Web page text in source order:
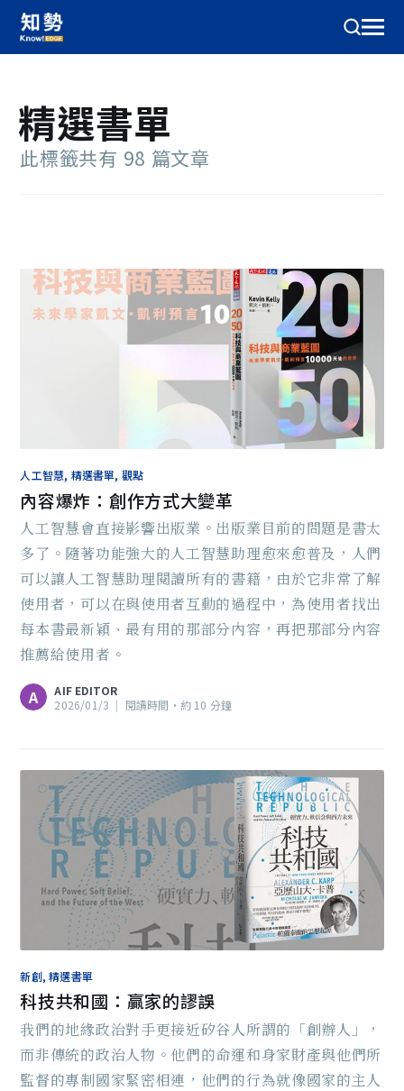
精選書單
此標籤共有 98 篇文章
人工智慧, 精選書單, 觀點
內容爆炸：創作方式大變革
人工智慧會直接影響出版業。出版業目前的問題是書太
多了。隨著功能強大的人工智慧助理愈來愈普及，人們
可以讓人工智慧助理閱讀所有的書籍，由於它非常了解
使用者，可以在與使用者互動的過程中，為使用者找出
每本書最新穎、最有用的那部分內容，再把那部分內容
推薦給使用者。
A
AIF EDITOR
2026/01/3 | 閱讀時間‧約 10 分鐘
新創, 精選書單
科技共和國：贏家的謬誤
我們的地緣政治對手更接近矽谷人所謂的「創辦人」，
而非傳統的政治人物。他們的命運和身家財產與他們所
監督的專制國家緊密相連，他們的行為就像國家的主人